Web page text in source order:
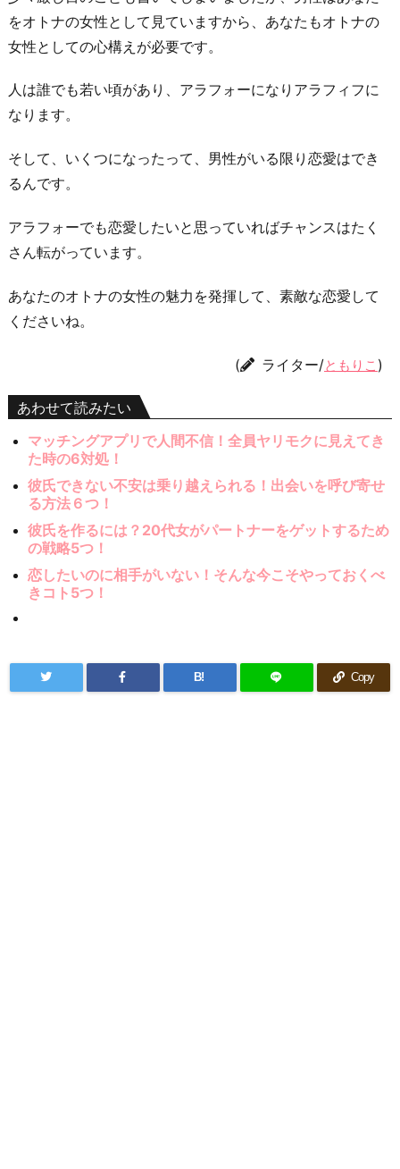
をオトナの女性として見ていますから、あなたもオトナの
女性としての心構えが必要です。
人は誰でも若い頃があり、アラフォーになりアラフィフに
なります。
そして、いくつになったって、男性がいる限り恋愛はでき
るんです。
アラフォーでも恋愛したいと思っていればチャンスはたく
さん転がっています。
あなたのオトナの女性の魅力を発揮して、素敵な恋愛して
くださいね。
( ライター/ともりこ )
あわせて読みたい
マッチングアプリで人間不信！全員ヤリモクに見えてき
た時の6対処！
彼氏できない不安は乗り越えられる！出会いを呼び寄せ
る方法６つ！
彼氏を作るには？20代女がパートナーをゲットするため
の戦略5つ！
恋したいのに相手がいない！そんな今こそやっておくべ
きコト5つ！
B! Copy